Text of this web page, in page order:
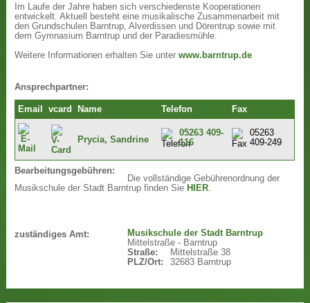
Im Laufe der Jahre haben sich verschiedenste Kooperationen
entwickelt. Aktuell besteht eine musikalische Zusammenarbeit mit
den Grundschulen Barntrup, Alverdissen und Dörentrup sowie mit
dem Gymnasium Barntrup und der Paradiesmühle.
Weitere Informationen erhalten Sie unterwww.barntrup.de
Ansprechpartner:
Email vcard Name Telefon Fax
Prycia, Sandrine
05263 409-
116
05263
409-249
Bearbeitungsgebühren:
Die vollständige Gebührenordnung der
Musikschule der Stadt Barntrup finden Sie HIER
zuständiges Amt:
Musikschule der Stadt Barntrup
Mittelstraße - Barntrup
Straße:
Mittelstraße 38
PLZ/Ort:
32683 Barntrup